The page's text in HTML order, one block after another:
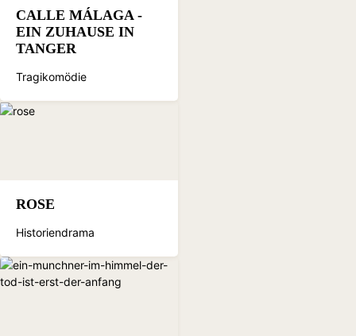
CALLE MÁLAGA -
EIN ZUHAUSE IN
TANGER
Tragikomödie
ROSE
Historiendrama